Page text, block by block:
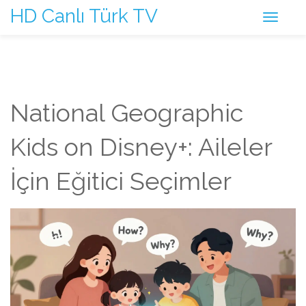
HD Canlı Türk TV
National Geographic
Kids on Disney+: Aileler
İçin Eğitici Seçimler